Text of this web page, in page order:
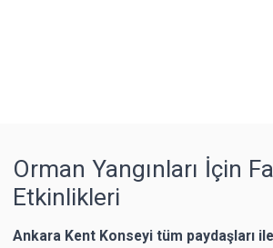
Orman Yangınları İçin
Etkinlikleri
Ankara Kent Konseyi tüm paydaşları